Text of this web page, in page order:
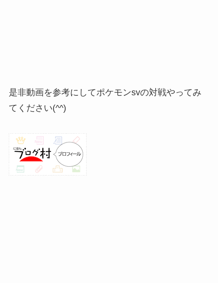
是非動画を参考にしてポケモンsvの対戦やってみ
てください(^^)